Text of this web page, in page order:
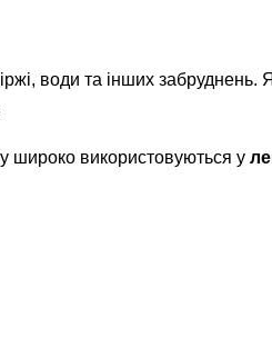
води та інших забруднень.
широко використовуються у